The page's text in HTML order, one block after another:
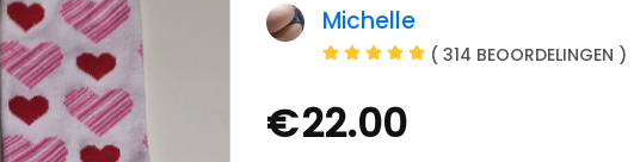
Michelle
( 314 BEOORDELINGEN )
€22.00